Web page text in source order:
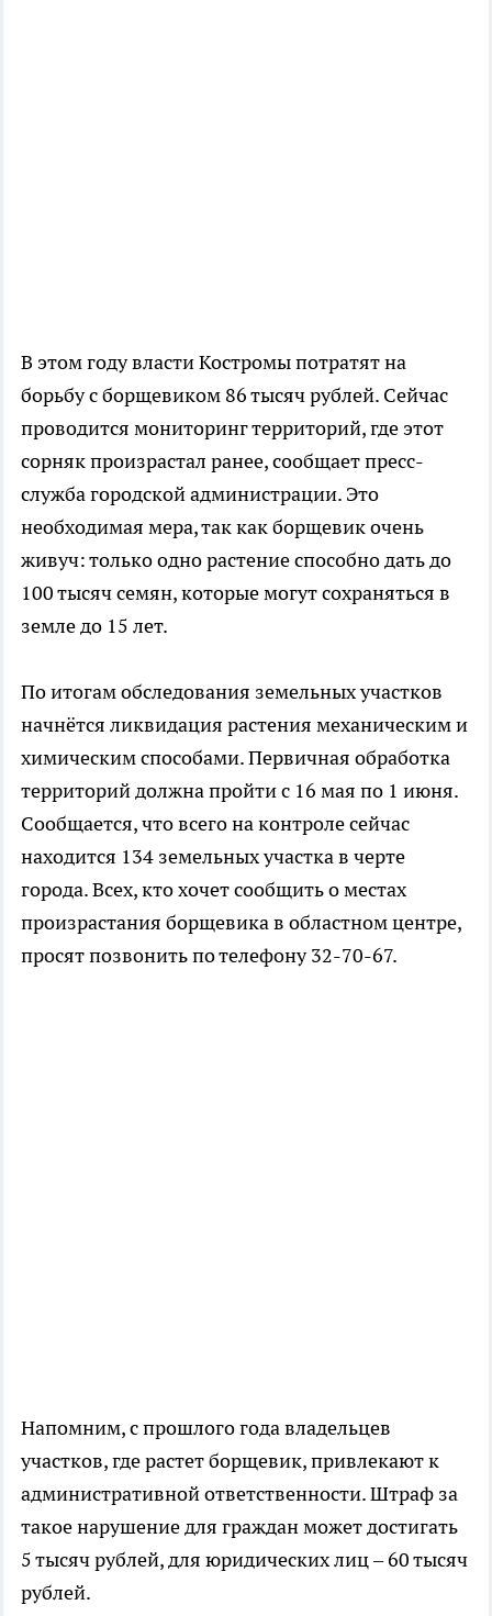
В этом году власти Костромы потратят на
борьбу с борщевиком 86 тысяч рублей. Сейчас
проводится мониторинг территорий, где этот
сорняк произрастал ранее, сообщает пресс-
служба городской администрации. Это
необходимая мера, так как борщевик очень
живуч: только одно растение способно дать до
100 тысяч семян, которые могут сохраняться в
земле до 15 лет.
По итогам обследования земельных участков
начнётся ликвидация растения механическим и
химическим способами. Первичная обработка
территорий должна пройти с 16 мая по 1 июня.
Сообщается, что всего на контроле сейчас
находится 134 земельных участка в черте
города. Всех, кто хочет сообщить о местах
произрастания борщевика в областном центре,
просят позвонить по телефону 32-70-67.
Напомним, с прошлого года владельцев
участков, где растет борщевик, привлекают к
административной ответственности. Штраф за
такое нарушение для граждан может достигать
5 тысяч рублей, для юридических лиц – 60 тысяч
рублей.